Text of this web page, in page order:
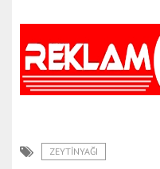
ZEYTINYAĞI